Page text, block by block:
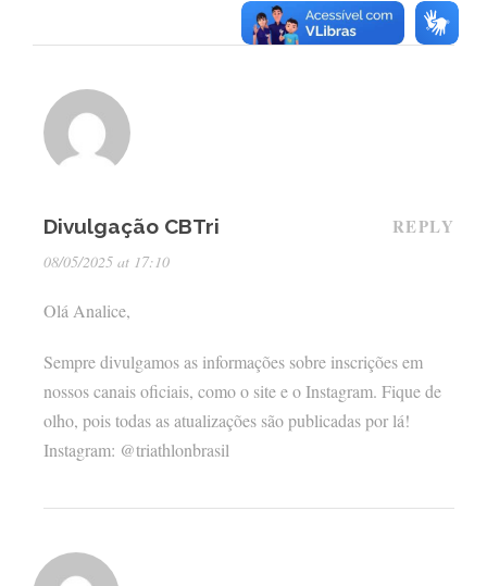
Divulgação CBTri
08/05/2025 at 17:10
REPLY
Olá Analice,
Sempre divulgamos as informações sobre inscrições em
nossos canais oficiais, como o site e o Instagram. Fique de
olho, pois todas as atualizações são publicadas por lá!
Instagram: @triathlonbrasil